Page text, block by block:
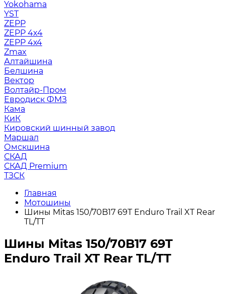
Yokohama
YST
ZEPP
ZEPP 4x4
ZEPP 4х4
Zmax
Алтайшина
Белшина
Вектор
Волтайр-Пром
Евродиск ФМЗ
Кама
КиК
Кировский шинный завод
Маршал
Омскшина
СКАД
СКАД Premium
ТЗСК
Главная
Мотошины
Шины Mitas 150/70B17 69T Enduro Trail XT Rear
TL/TT
Шины Mitas 150/70B17 69T
Enduro Trail XT Rear TL/TT